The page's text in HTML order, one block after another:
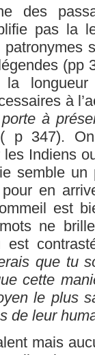
des
pas la
(pp
la
à
à
347). On
les Indiens
semble
en
est
ne
est
que tu
cette
le plus
de leur
mais